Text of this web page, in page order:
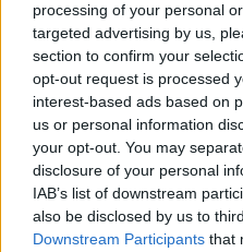
processing of your personal
targeted advertising by us,
section to confirm your
opt-out request is processed
interest-based ads based on
us or personal information
your opt-out. You may
disclosure of your personal
IAB’s list of downstream
also be disclosed by us to
Downstream Participants that
Απάντηση του Δημοτικού
καταγγελίες του ΤΕΕ: